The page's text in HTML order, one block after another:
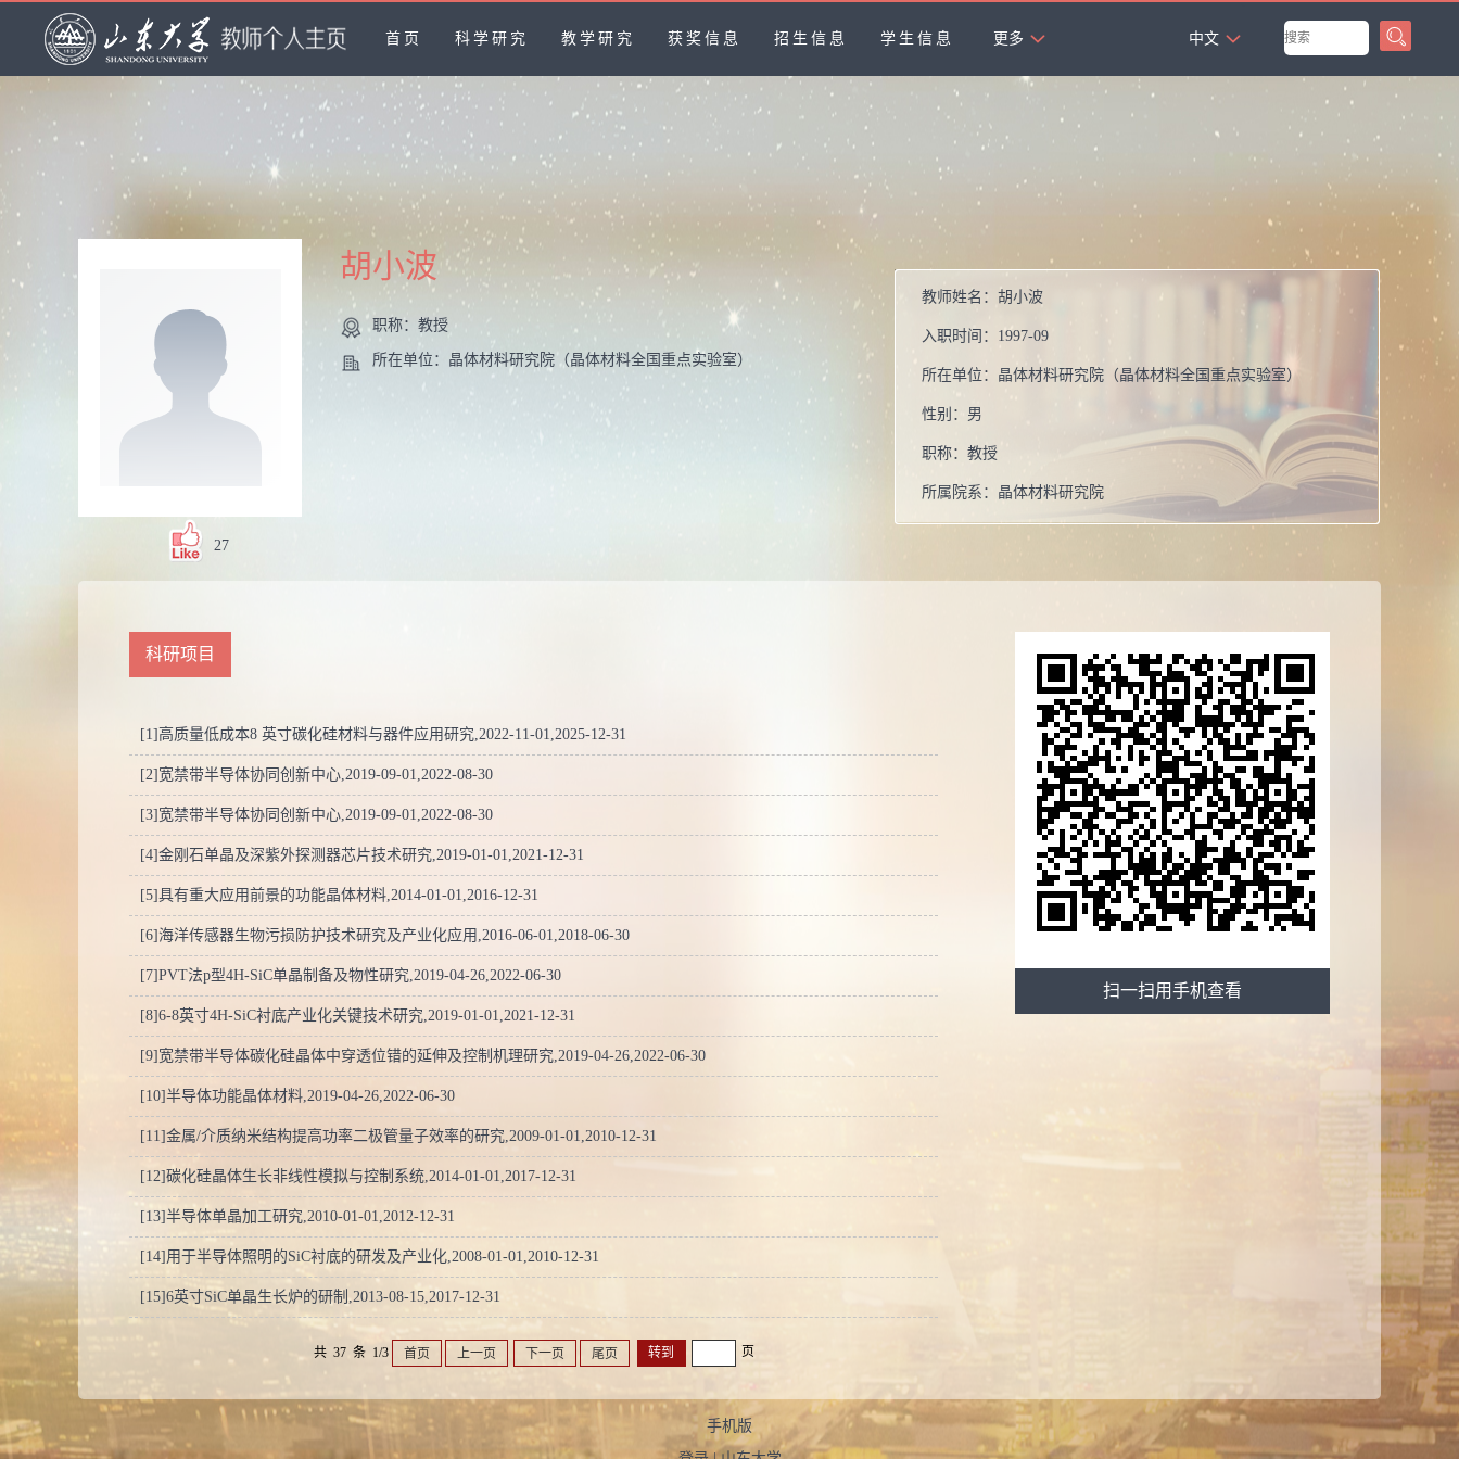
首页 科学研究 教学研究 获奖信息 招生信息 学生信息 更多
中文
27
胡小波
职称：教授
所在单位：晶体材料研究院（晶体材料全国重点实验室）
教师姓名： 胡小波
入职时间： 1997-09
所在单位： 晶体材料研究院（晶体材料全国重点实验室）
性别： 男
职称： 教授
所属院系： 晶体材料研究院
科研项目
[1]高质量低成本8 英寸碳化硅材料与器件应用研究,2022-11-01,2025-12-31
[2]宽禁带半导体协同创新中心,2019-09-01,2022-08-30
[3]宽禁带半导体协同创新中心,2019-09-01,2022-08-30
[4]金刚石单晶及深紫外探测器芯片技术研究,2019-01-01,2021-12-31
[5]具有重大应用前景的功能晶体材料,2014-01-01,2016-12-31
[6]海洋传感器生物污损防护技术研究及产业化应用,2016-06-01,2018-06-30
[7]PVT法p型4H-SiC单晶制备及物性研究,2019-04-26,2022-06-30
[8]6-8英寸4H-SiC衬底产业化关键技术研究,2019-01-01,2021-12-31
[9]宽禁带半导体碳化硅晶体中穿透位错的延伸及控制机理研究,2019-04-26,2022-06-30
[10]半导体功能晶体材料,2019-04-26,2022-06-30
[11]金属/介质纳米结构提高功率二极管量子效率的研究,2009-01-01,2010-12-31
[12]碳化硅晶体生长非线性模拟与控制系统,2014-01-01,2017-12-31
[13]半导体单晶加工研究,2010-01-01,2012-12-31
[14]用于半导体照明的SiC衬底的研发及产业化,2008-01-01,2010-12-31
[15]6英寸SiC单晶生长炉的研制,2013-08-15,2017-12-31
共 37 条 1/3 首页 上一页 下一页 尾页 页
扫一扫用手机查看
手机版